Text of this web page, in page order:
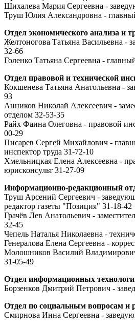
Шихалева Мария Сергеевна -
Труш Юлия Александровна -
Отдел экономического анализа и
Желтоногова Татьяна Васильевна -
32-66
Голенко Татьяна Сергеевна -
Отдел правовой и технической
Кокшенева Татьяна Анатольевна -
93
Анников Николай Алексеевич -
отделом 32-53-35
Райх Фаина Олеговна - правовой
00-29
Писарев Сергей Михайлович -
инспектор труда 31-72-10
Хмельницкая Елена Алексеевна -
юрисконсульт 31-27-09
Информационно-редакционный
Труш Арсений Сергеевич -
редактор газеты "Позиция" 31-18-42
Грачёв Лев Анатольевич -
32-45
Чепель Наталья Николаевна -
Генералова Елена Сергеевна -
Молошников Василий
31-05-49
Отдел информационных
Борзенков Дмитрий Петрович -
Отдел по социальным вопросам и
Смирнова Инна Сергеевна -